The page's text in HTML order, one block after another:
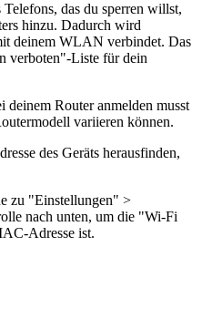
das du sperren willst,
hinzu. Dadurch wird
deinem WLAN verbindet. Das
verboten"-Liste für dein
deinem Router anmelden musst
variieren können.
des Geräts herausfinden,
zu "Einstellungen" >
nach unten, um die "Wi-Fi
Adresse ist.